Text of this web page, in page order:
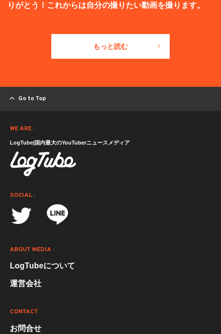
りがとう！これからは自分の撮りたい動画を撮ります。
もっと読む
Go to Top
WE ARE :
LogTube|国内最大のYouTuberニュースメディア
SOCIAL :
ABOUT MEDIA :
LogTubeについて
運営会社
CONTACT :
お問合せ